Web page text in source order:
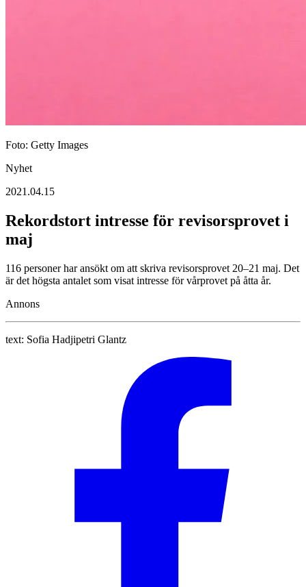
Foto: Getty Images
Nyhet
2021.04.15
Rekordstort intresse för revisorsprovet i
maj
116 personer har ansökt om att skriva revisorsprovet 20–21 maj. Det
är det högsta antalet som visat intresse för vårprovet på åtta år.
Annons
text: Sofia Hadjipetri Glantz